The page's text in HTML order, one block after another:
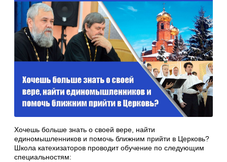
Хочешь больше знать о своей вере, найти
единомышленников и помочь ближним прийти в Церковь?
Школа катехизаторов проводит обучение по следующим
специальностям: